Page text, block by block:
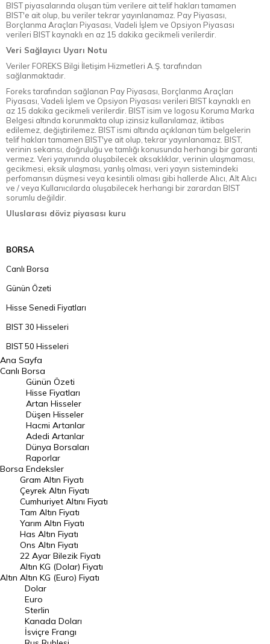
BIST piyasalarında oluşan tüm verilere ait telif hakları tamamen
BIST'e ait olup, bu veriler tekrar yayınlanamaz. Pay Piyasası,
Borçlanma Araçları Piyasası, Vadeli İşlem ve Opsiyon Piyasası
verileri BIST kaynaklı en az 15 dakika gecikmeli verilerdir.
Veri Sağlayıcı Uyarı Notu
Veriler FOREKS Bilgi İletişim Hizmetleri A.Ş. tarafından
sağlanmaktadır.
Foreks tarafından sağlanan Pay Piyasası, Borçlanma Araçları
Piyasası, Vadeli İşlem ve Opsiyon Piyasası verileri BIST kaynaklı en
az 15 dakika gecikmeli verilerdir. BIST isim ve logosu Koruma Marka
Belgesi altında korunmakta olup izinsiz kullanılamaz, iktibas
edilemez, değiştirilemez. BIST ismi altında açıklanan tüm belgelerin
telif hakları tamamen BIST'ye ait olup, tekrar yayınlanamaz. BIST,
verinin sekansı, doğruluğu ve tamlığı konusunda herhangi bir garanti
vermez. Veri yayınında oluşabilecek aksaklıklar, verinin ulaşmaması,
gecikmesi, eksik ulaşması, yanlış olması, veri yayın sistemindeki
perfomansın düşmesi veya kesintili olması gibi hallerde Alıcı, Alt Alıcı
ve / veya Kullanıcılarda oluşabilecek herhangi bir zarardan BIST
sorumlu değildir.
Uluslarası döviz piyasası kuru
BORSA
Canlı Borsa
Günün Özeti
Hisse Senedi Fiyatları
BIST 30 Hisseleri
BIST 50 Hisseleri
BIST 100 Hisseleri
En Çok Artan Hisseler
En Çok Düşen Hisseler
Hacmi Artanlar
Geçmiş Kapanışlar
Dünya Borsaları
Raporlar
Endeksler
DÖVİZ
Döviz Kuru
Dolar Kuru
Euro Kuru
Pound Kuru
Frank Kuru
Ana Sayfa
Canlı Borsa
Borsa
Günün Özeti
Hisse Fiyatları
Artan Hisseler
Düşen Hisseler
Hacmi Artanlar
Adedi Artanlar
Dünya Borsaları
Raporlar
Endeksler
Altın
Gram Altın Fiyatı
Çeyrek Altın Fiyatı
Cumhuriyet Altını Fiyatı
Tam Altın Fiyatı
Yarım Altın Fiyatı
Has Altın Fiyatı
Ons Altın Fiyatı
22 Ayar Bilezik Fiyatı
Altın KG (Dolar) Fiyatı
Altın KG (Euro) Fiyatı
Dolar
Euro
Sterlin
Kanada Doları
İsviçre Frangı